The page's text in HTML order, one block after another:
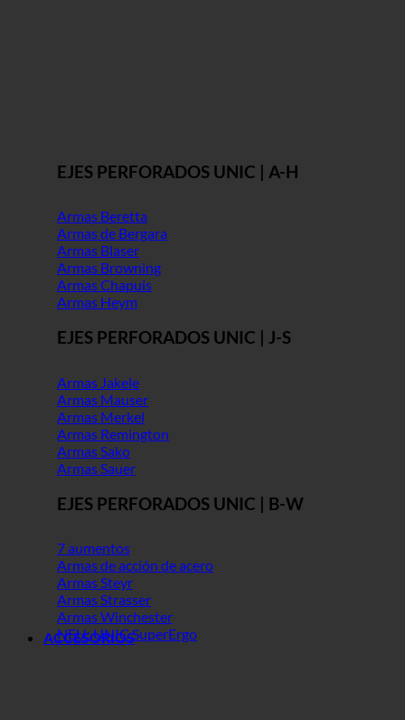
EJES PERFORADOS UNIC | A-H
Armas Beretta
Armas de Bergara
Armas Blaser
Armas Browning
Armas Chapuis
Armas Heym
EJES PERFORADOS UNIC | J-S
Armas Jakele
Armas Mauser
Armas Merkel
Armas Remington
Armas Sako
Armas Sauer
EJES PERFORADOS UNIC | B-W
7 aumentos
Armas de acción de acero
Armas Steyr
Armas Strasser
Armas Winchester
NEU: UNIC SuperErgo
ACCESORIOS